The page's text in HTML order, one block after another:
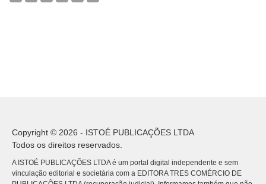
Copyright © 2026 - ISTOÉ PUBLICAÇÕES LTDA
Todos os direitos reservados.
A ISTOÉ PUBLICAÇÕES LTDA é um portal digital independente e sem
vinculação editorial e societária com a EDITORA TRES COMÉRCIO DE